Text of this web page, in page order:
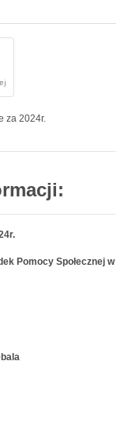
za 2024r.
Pomocy Społecznej w